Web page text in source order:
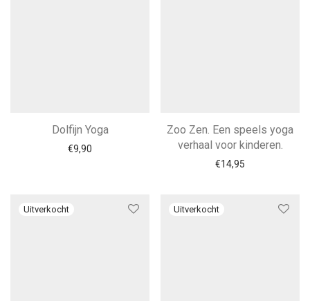
Dolfijn Yoga
€9,90
Zoo Zen. Een speels yoga
verhaal voor kinderen.
€14,95